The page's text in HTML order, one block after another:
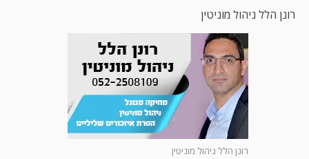
רונן הלל ניהול מוניטין
רונן הלל ניהול מוניטין